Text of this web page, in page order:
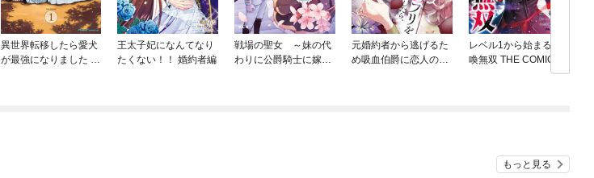
異世界転移したら愛犬
が最強になりました ～
王太子妃になんてなり
たくない！！ 婚約者編
戦場の聖女 ～妹の代
わりに公爵騎士に嫁ぐ
元婚約者から逃げるた
め吸血伯爵に恋人のフ
レベル1から始まる召
喚無双 THE COMIC
もっと見る